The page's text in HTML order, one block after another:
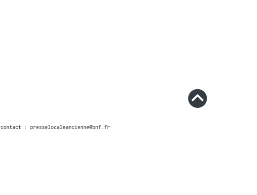
contact : presselocaleancienne@bnf.fr